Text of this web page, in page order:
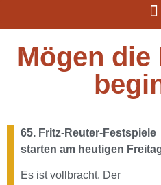
Mögen die
65. Fritz-Reuter-Festspiele
starten am heutigen
Es ist vollbracht. Der